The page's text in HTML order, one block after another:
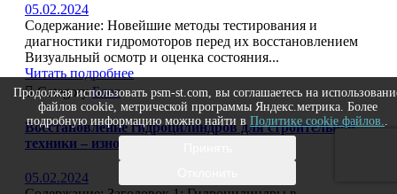
05.02.2024
Содержание: Новейшие методы тестирования и
диагностики гидромоторов перед их восстановлением
Визуальный осмотр и оценка состояния...
Читать подробнее
 CategoryБлог
Восстановление гидроцилиндров для строительной
техники – износ и возможности ремонта
05.02.2024
Продолжая использовать psm-st.com, вы соглашаетесь на
файлов cookie, метрической программы Яндекс.метрика. Более
подробную информацию можно найти в Политике cookie файлов..